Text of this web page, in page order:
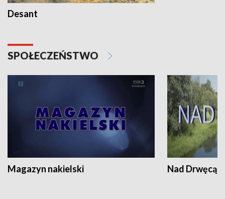
Desant
SPOŁECZEŃSTWO
Magazyn nakielski Nad Drwęcą